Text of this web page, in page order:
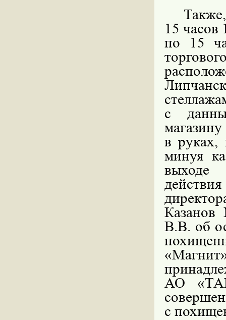
15 часов
по 15
с
в руках,
минуя
выходе
Казанов
В.В. об
АО
с